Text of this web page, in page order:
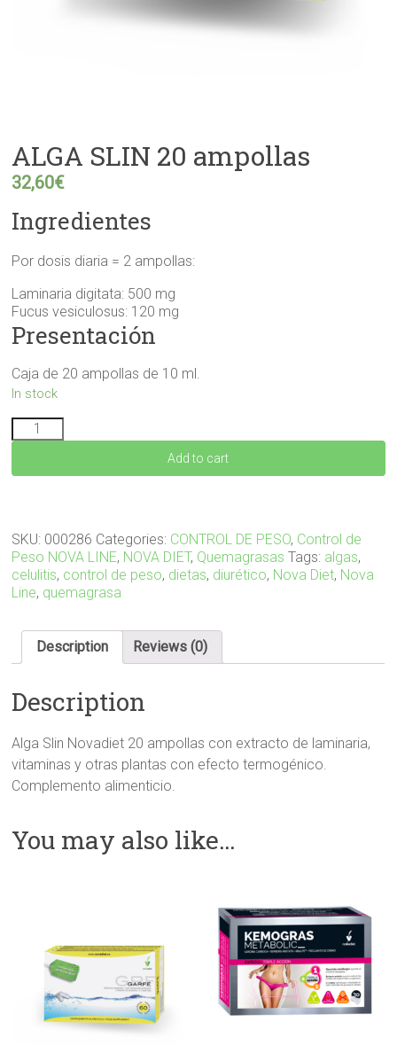
ALGA SLIN 20 ampollas
32,60€
Ingredientes
Por dosis diaria = 2 ampollas:
Laminaria digitata: 500 mg
Fucus vesiculosus: 120 mg
Presentación
Caja de 20 ampollas de 10 ml.
In stock
ALGA
SLIN
ampollas
Add to cart
SKU: 000286 Categories: CONTROL DE PESO, Control de
Peso NOVA LINE, NOVA DIET, Quemagrasas Tags: algas,
celulitis, control de peso, dietas, diurético, Nova Diet, Nova
Line, quemagrasa
Description Reviews (0)
Description
Alga Slin Novadiet 20 ampollas con extracto de laminaria,
vitaminas y otras plantas con efecto termogénico.
Complemento alimenticio.
You may also like…